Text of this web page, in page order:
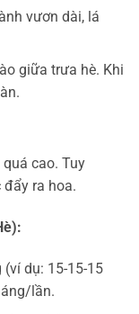
vươn dài, lá
giữa trưa hè. Khi
cao. Tuy
đẩy ra hoa.
dụ: 15-15-15
lần.